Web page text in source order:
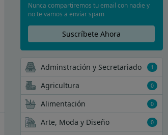
Nunca compartiremos tu email con nadie y
no te vamos a enviar spam
Suscríbete Ahora
Adminstración y Secretariado 1
Agricultura 0
Alimentación 0
Arte, Moda y Diseño 0